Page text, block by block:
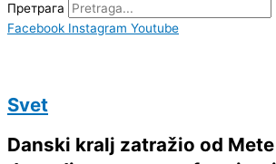
Претрага
Facebook Instagram Youtube
Svet
Danski kralj zatražio od